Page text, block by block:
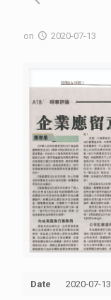
on 2020-07-13
Date 2020-07-13